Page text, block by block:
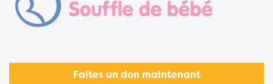
Faites un don maintenant